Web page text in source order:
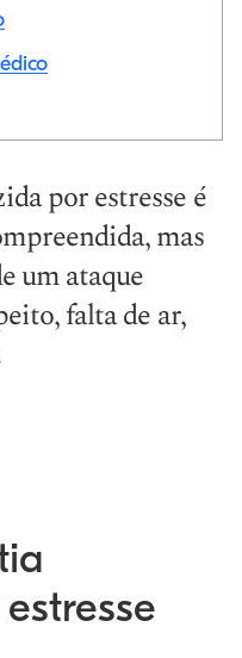
por estresse é
mas
um ataque
falta de ar,